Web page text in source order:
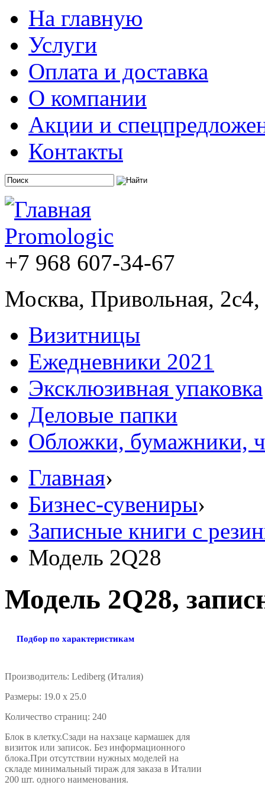
На главную
Услуги
Оплата и доставка
О компании
Акции и
Контакты
+7 968 607-34-67
Москва, Привольная,
Визитницы
Ежедневники 2021
Эксклюзивная упаковка
Деловые папки
Обложки, бумажники,
Главная›
Бизнес-сувениры›
Записные книги с
Модель 2Q28
Модель 2Q28,
Подбор по характеристикам
Производитель: Lediberg (Италия)
Размеpы: 19.0 x 25.0
Количество стpаниц: 240
Блок в клетку.Сзади на нахзаце кармашек для
визиток или записок. Без информационного
блока.При отсутствии нужных моделей на
складе минимальный тираж для заказа в Италии
200 шт. одного наименования.